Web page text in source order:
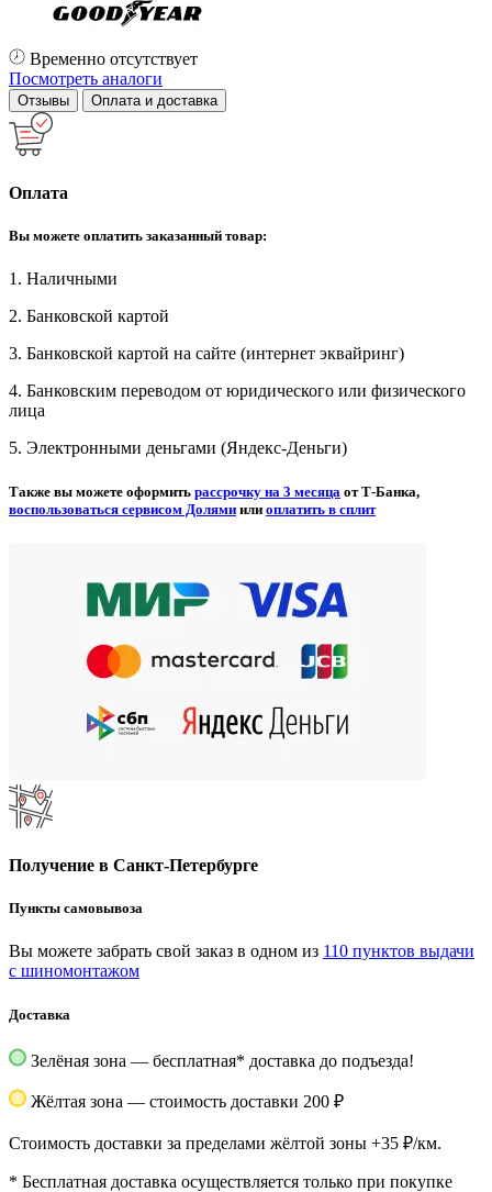
Временно отсутствует
Посмотреть аналоги
Отзывы Оплата и доставка
Оплата
Вы можете оплатить заказанный товар:
1. Наличными
2. Банковской картой
3. Банковской картой на сайте (интернет эквайринг)
4. Банковским переводом от юридического или физического
лица
5. Электронными деньгами (Яндекс-Деньги)
Также вы можете оформить рассрочку на 3 месяца от Т-Банка,
воспользоваться сервисом Долями или оплатить в сплит
Получение в Санкт-Петербурге
Пункты самовывоза
Вы можете забрать свой заказ в одном из 110 пунктов выдачи
с шиномонтажом
Доставка
Зелёная зона — бесплатная* доставка до подъезда!
Жёлтая зона — стоимость доставки 200 ₽
Стоимость доставки за пределами жёлтой зоны +35 ₽/км.
* Бесплатная доставка осуществляется только при покупке